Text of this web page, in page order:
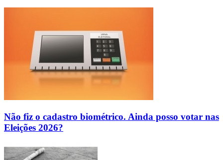
Não fiz o cadastro biométrico. Ainda posso votar nas
Eleições 2026?